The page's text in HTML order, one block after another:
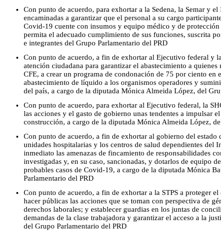
Con punto de acuerdo, para exhortar a la Sedena, la Semar y
encaminadas a garantizar que el personal a su cargo
Covid-19 cuente con insumos y equipo médico y de
permita el adecuado cumplimiento de sus funciones, suscrita
e integrantes del Grupo Parlamentario del PRD
Con punto de acuerdo, a fin de exhortar al Ejecutivo federal y
atención ciudadana para garantizar el abastecimiento a
CFE, a crear un programa de condonación de 75 por ciento en
abastecimiento de líquido a los organismos operadores y
del país, a cargo de la diputada Mónica Almeida López, del
Con punto de acuerdo, para exhortar al Ejecutivo federal, la
las acciones y el gasto de gobierno unas tendentes a impulsar
construcción, a cargo de la diputada Mónica Almeida López,
Con punto de acuerdo, a fin de exhortar al gobierno del estado
unidades hospitalarias y los centros de salud dependientes del
inmediato las amenazas de fincamiento de responsabilidades
investigadas y, en su caso, sancionadas, y dotarlos de equipo
probables casos de Covid-19, a cargo de la diputada Mónica
Parlamentario del PRD
Con punto de acuerdo, a fin de exhortar a la STPS a proteger
hacer públicas las acciones que se toman con perspectiva de
derechos laborales; y establecer guardias en los juntas de
demandas de la clase trabajadora y garantizar el acceso a la
del Grupo Parlamentario del PRD